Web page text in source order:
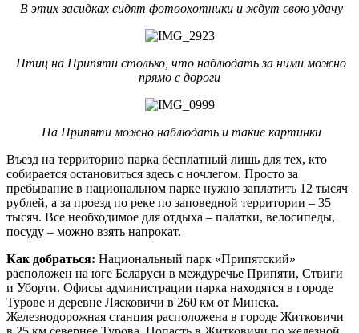
В этих засидках сидят фотоохотники и ждут свою удачу
Птиц на Припяти столько, что наблюдать за ними можно
прямо с дороги
На Припяти можно наблюдать и такие картинки
Въезд на территорию парка бесплатный лишь для тех, кто
собирается остановиться здесь с ночлегом. Просто за
пребывание в национальном парке нужно заплатить 12 тысяч
рублей, а за проезд по реке по заповедной территории – 35
тысяч. Все необходимое для отдыха – палатки, велосипеды,
посуду – можно взять напрокат.
Как добраться: Национальный парк «Припятский»
расположен на юге Беларуси в междуречье Припяти, Ствиги
и Уборти. Офисы администрации парка находятся в городе
Турове и деревне Лясковичи в 260 км от Минска.
Железнодорожная станция расположена в городе Житковичи